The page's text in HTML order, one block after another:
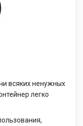
всяких ненужных
легко